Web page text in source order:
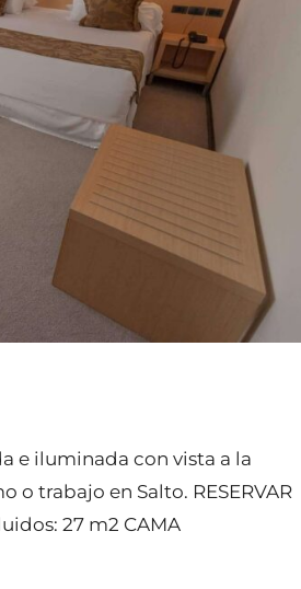
e iluminada con vista a la
trabajo en Salto. RESERVAR
27 m2 CAMA